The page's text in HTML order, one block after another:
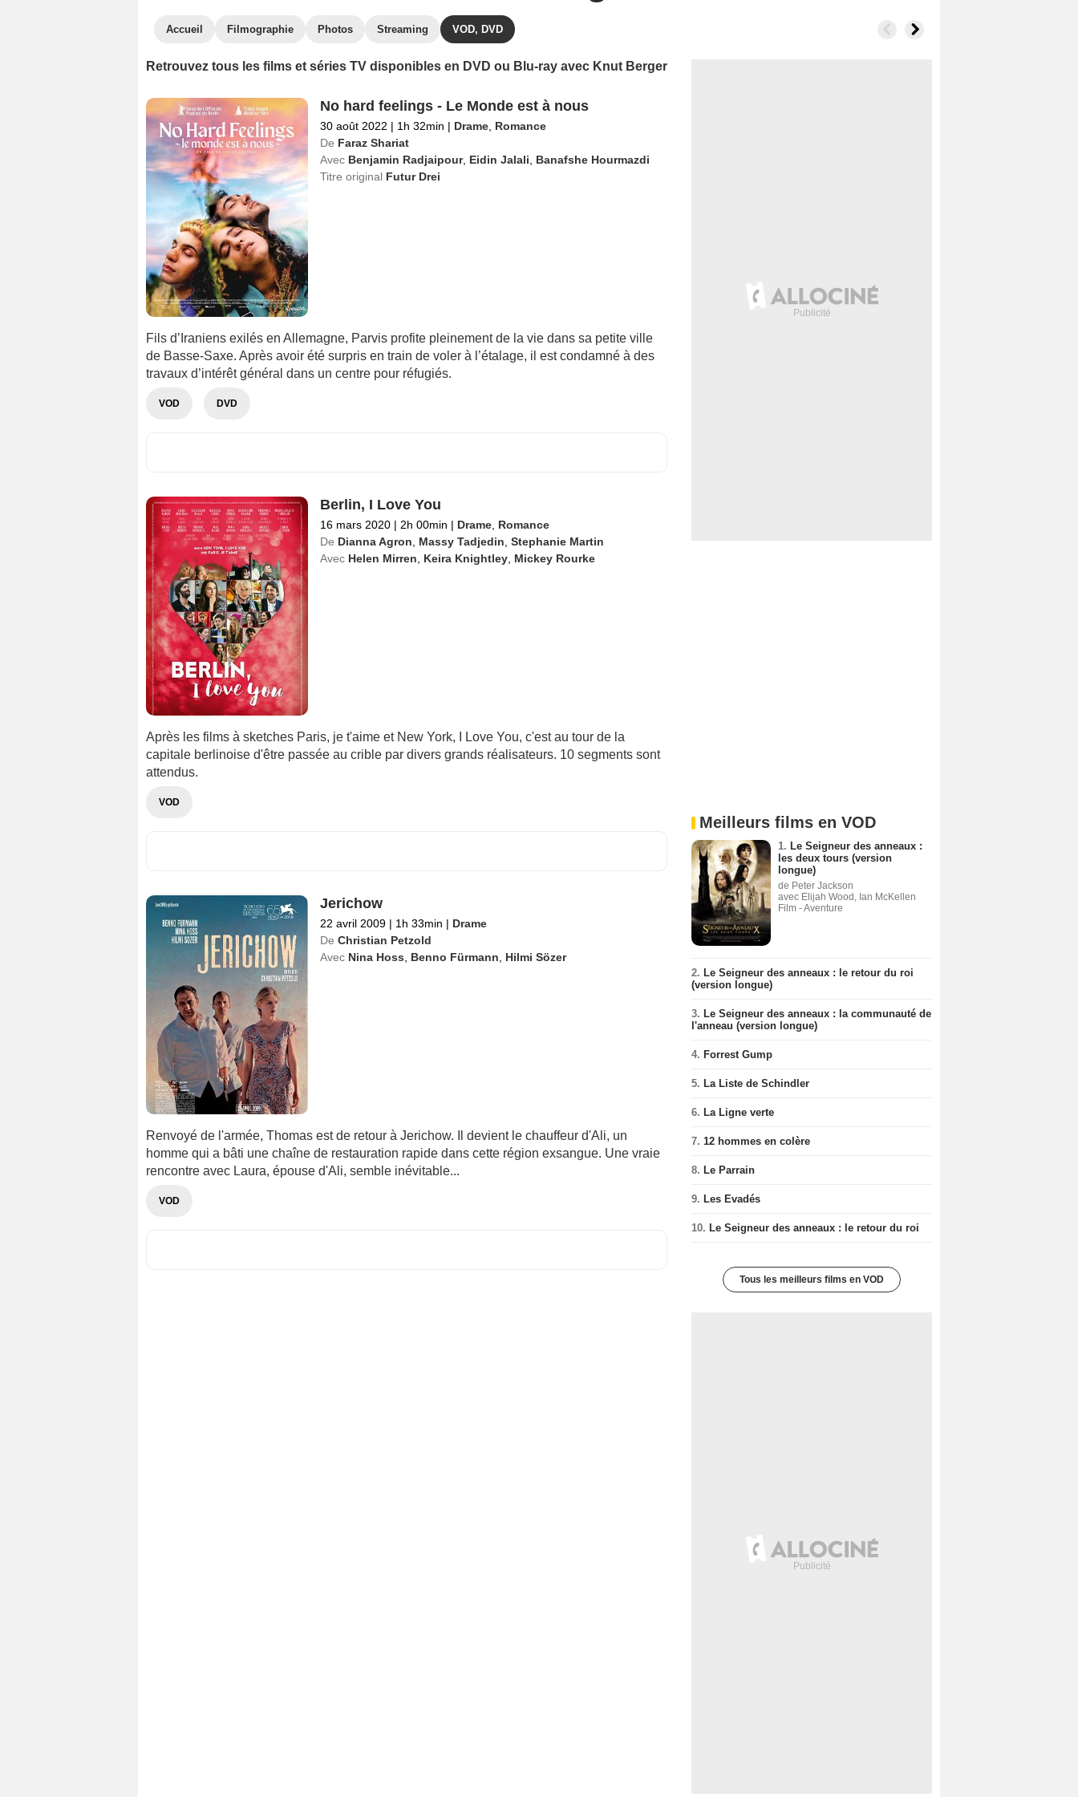
Accueil Filmographie Photos Streaming VOD, DVD
Retrouvez tous les films et séries TV disponibles en DVD ou Blu-ray avec Knut Berger
No hard feelings - Le Monde est à nous
30 août 2022 | 1h 32min | Drame, Romance
De Faraz Shariat
Avec Benjamin Radjaipour, Eidin Jalali
Banafshe Hourmazdi
Titre original Futur Drei
Fils d’Iraniens exilés en Allemagne, Parvis profite pleinement de la vie dans sa petite ville
de Basse-Saxe. Après avoir été surpris en train de voler à l’étalage, il est condamné à des
travaux d’intérêt général dans un centre pour réfugiés.
VOD DVD
Berlin, I Love You
16 mars 2020 | 2h 00min | Drame, Romance
De Dianna Agron Massy Tadjedin Stephanie Martin
Avec Helen Mirren Keira Knightley, Mickey Rourke
Après les films à sketches Paris, je t'aime et New York, I Love You, c'est au tour de la
capitale berlinoise d'être passée au crible par divers grands réalisateurs. 10 segments sont
attendus.
VOD
Jerichow
22 avril 2009 | 1h 33min | Drame
De Christian Petzold
Avec Nina Hoss Benno Fürmann Hilmi Sözer
Renvoyé de l'armée, Thomas est de retour à Jerichow. Il devient le chauffeur d'Ali, un
homme qui a bâti une chaîne de restauration rapide dans cette région exsangue. Une vraie
rencontre avec Laura, épouse d'Ali, semble inévitable...
VOD
Meilleurs films en VOD
1. Le Seigneur des anneaux :
les deux tours (version
longue)
de Peter Jackson
avec Elijah Wood, Ian McKellen
Film - Aventure
2. Le Seigneur des anneaux : le retour du roi
(version longue)
3. Le Seigneur des anneaux : la communauté de
l'anneau (version longue)
4. Forrest Gump
5. La Liste de Schindler
6. La Ligne verte
7. 12 hommes en colère
8. Le Parrain
9. Les Evadés
10. Le Seigneur des anneaux : le retour du roi
Tous les meilleurs films en VOD